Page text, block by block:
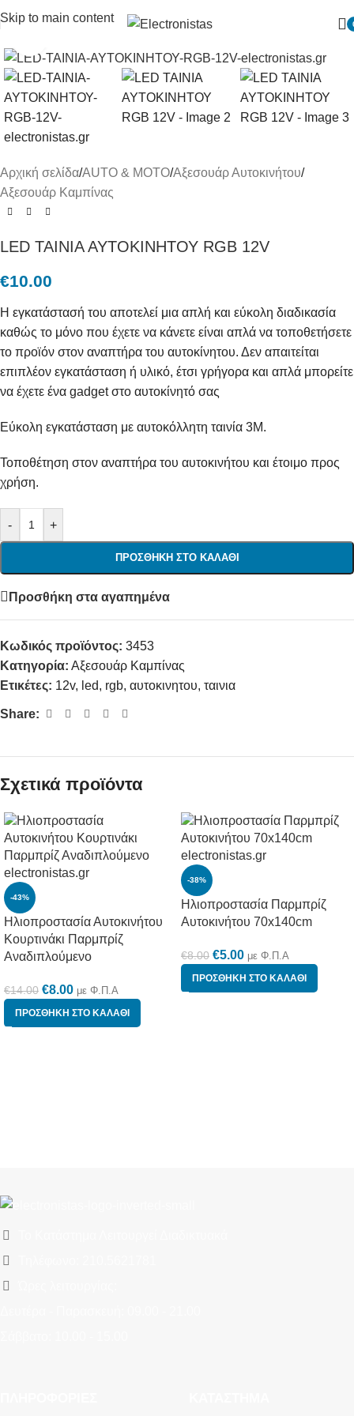
Skip to main content
Αρχική σελίδα/AUTO & MOTO/Αξεσουάρ Αυτοκινήτου/
Αξεσουάρ Καμπίνας
LED ΤΑΙΝΙΑ ΑΥΤΟΚΙΝΗΤΟΥ RGB 12V
€10.00
Η εγκατάστασή του αποτελεί μια απλή και εύκολη διαδικασία
καθώς το μόνο που έχετε να κάνετε είναι απλά να τοποθετήσετε
το προϊόν στον αναπτήρα του αυτοκίνητου. Δεν απαιτείται
επιπλέον εγκατάσταση ή υλικό, έτσι γρήγορα και απλά μπορείτε
να έχετε ένα gadget στο αυτοκίνητό σας
Εύκολη εγκατάσταση με αυτοκόλλητη ταινία 3Μ.
Τοποθέτηση στον αναπτήρα του αυτοκινήτου και έτοιμο προς
χρήση.
- +
ΠΡΟΣΘΉΚΗ ΣΤΟ ΚΑΛΆΘΙ
Προσθήκη στα αγαπημένα
Κωδικός προϊόντος: 3453
Κατηγορία: Αξεσουάρ Καμπίνας
Ετικέτες: 12v, led, rgb, αυτοκινητου, ταινια
Share:
Σχετικά προϊόντα
-43%
Ηλιοπροστασία Αυτοκινήτου
Κουρτινάκι Παρμπρίζ
Αναδιπλούμενο
€14.00 €8.00 με Φ.Π.Α
ΠΡΟΣΘΉΚΗ ΣΤΟ ΚΑΛΆΘΙ
-38%
Ηλιοπροστασία Παρμπρίζ
Αυτοκινήτου 70x140cm
€8.00 €5.00 με Φ.Π.Α
ΠΡΟΣΘΉΚΗ ΣΤΟ ΚΑΛΆΘΙ